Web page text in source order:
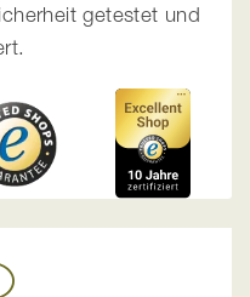
getestet und